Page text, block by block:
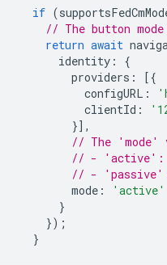
if (
// The button
return await
identity :
{
providers :
[{
configURL :
clientId :
}],
// The 'mode'
// - 'active':
// - 'passive':
mode :
'active'
}
});
}